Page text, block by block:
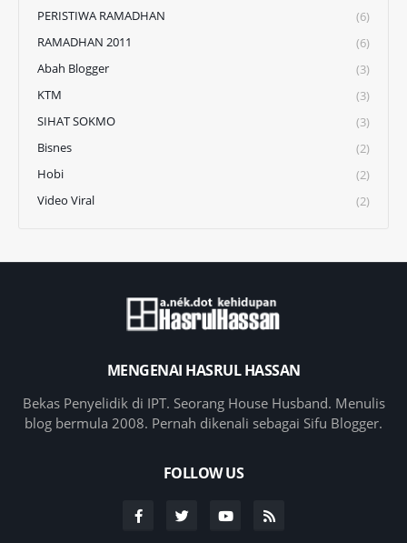
PERISTIWA RAMADHAN
(6)
RAMADHAN 2011
(6)
Abah Blogger
(3)
KTM
(3)
SIHAT SOKMO
(3)
Bisnes
(2)
Hobi
(2)
Video Viral
(2)
MENGENAI HASRUL HASSAN
Bekas Penyelidik di IPT. Seorang House Husband. Menulis
blog bermula 2008. Pernah dikenali sebagai Sifu Blogger.
FOLLOW US